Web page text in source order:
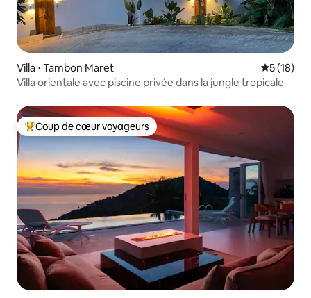
Villa ⋅ Tambon Maret
5 (18)
Villa orientale avec piscine privée dans la jungle tropicale
Coups de cœur voyageurs les plus appréciés
Coup de cœur voyageurs